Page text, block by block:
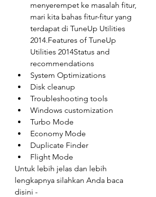
menyerempet ke masalah fitur,
mari kita bahas fitur-fitur yang
terdapat di TuneUp Utilities
2014.Features of TuneUp
Utilities 2014Status and
recommendations
System Optimizations
Disk cleanup
Troubleshooting tools
Windows customization
Turbo Mode
Economy Mode
Duplicate Finder
Flight Mode
Untuk lebih jelas dan lebih
lengkapnya silahkan Anda baca
disini -